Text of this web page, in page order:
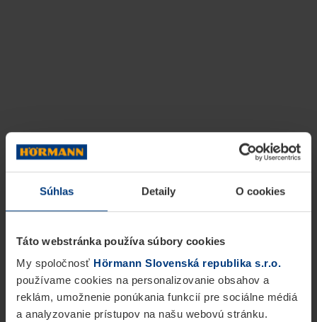
Súhlas Detaily O cookies
Táto webstránka používa súbory cookies
My spoločnosť Hörmann Slovenská republika s.r.o.
používame cookies na personalizovanie obsahov a
reklám, umožnenie ponúkania funkcií pre sociálne médiá
a analyzovanie prístupov na našu webovú stránku.